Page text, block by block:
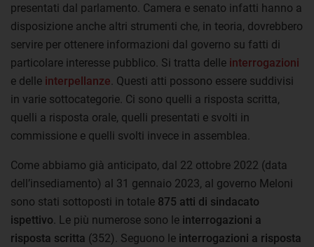
presentati dal parlamento. Camera e senato infatti hanno a
disposizione anche altri strumenti che, in teoria, dovrebbero
servire per ottenere informazioni dal governo su fatti di
particolare interesse pubblico. Si tratta delle interrogazioni
e delle interpellanze . Questi atti possono essere suddivisi
in varie sottocategorie. Ci sono quelli a risposta scritta,
quelli a risposta orale, quelli presentati e svolti in
commissione e quelli svolti invece in assemblea.
Come abbiamo già anticipato, dal 22 ottobre 2022 (data
dell’insediamento) al 31 gennaio 2023, al governo Meloni
sono stati sottoposti in totale 875 atti di sindacato
ispettivo . Le più numerose sono le interrogazioni a
risposta scritta (352). Seguono le interrogazioni a risposta